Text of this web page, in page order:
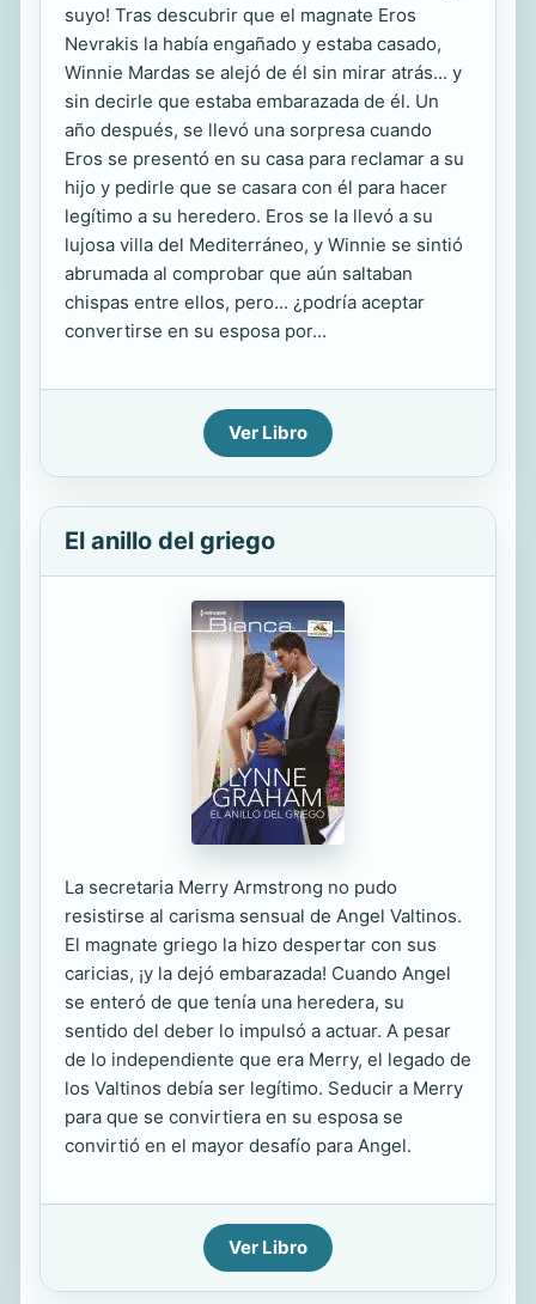
suyo! Tras descubrir que el magnate Eros
Nevrakis la había engañado y estaba casado,
Winnie Mardas se alejó de él sin mirar atrás... y
sin decirle que estaba embarazada de él. Un
año después, se llevó una sorpresa cuando
Eros se presentó en su casa para reclamar a su
hijo y pedirle que se casara con él para hacer
legítimo a su heredero. Eros se la llevó a su
lujosa villa del Mediterráneo, y Winnie se sintió
abrumada al comprobar que aún saltaban
chispas entre ellos, pero... ¿podría aceptar
convertirse en su esposa por...
Ver Libro
El anillo del griego
La secretaria Merry Armstrong no pudo
resistirse al carisma sensual de Angel Valtinos.
El magnate griego la hizo despertar con sus
caricias, ¡y la dejó embarazada! Cuando Angel
se enteró de que tenía una heredera, su
sentido del deber lo impulsó a actuar. A pesar
de lo independiente que era Merry, el legado de
los Valtinos debía ser legítimo. Seducir a Merry
para que se convirtiera en su esposa se
convirtió en el mayor desafío para Angel.
Ver Libro